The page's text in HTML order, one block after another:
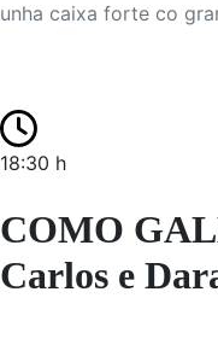
unha caixa forte co
18:30 h
COMO
Carlos e